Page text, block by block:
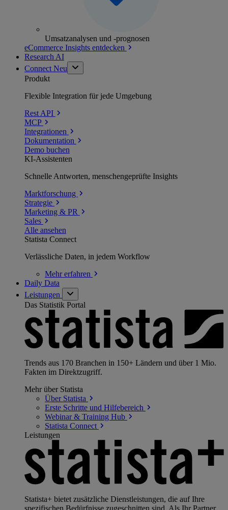
Umsatzanalysen und -prognosen
eCommerce Insights entdecken
Research AI
Connect Neu
Produkt
Flexible Integration für jede Umgebung
Rest API
MCP
Integrationen
Dokumentation
Demo buchen
KI-Assistenten
Schnelle Antworten, menschengeprüfte Insights
Marktforschung
Strategie
Marketing & PR
Sales
Alle ansehen
Statista Connect
Verlässliche Daten, in jedem Workflow
Mehrerfahren
Daily Data
Leistungen
Das Statistik Portal
Trends aus 170 Branchen in 150+ Ländern und über 1 Mio.
Fakten im Direktzugriff.
Mehr über Statista
Über Statista
Erste Schritte und Hilfebereich
Webinar & Training Hub
Statista Connect
Leistungen
Statista+ bietet zusätzliche Dienstleistungen, die auf Ihre
spezifischen Bedürfnisse zugeschnitten sind. Als Ihr Partner